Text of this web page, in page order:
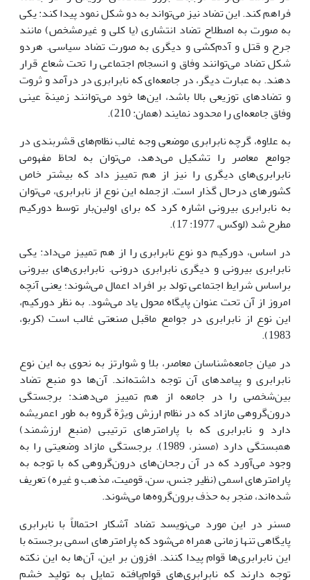
فراهم کند. این تضاد نیز می‌تواند به دو شکل نمود پیدا کند: یکی
به صورت به اصطلاح تضاد انتشاری (یا کلی و غیرمشخص) مانند
جرح و قتل و آدم‌کشی و دیگری به صورت تضاد سیاسی. هردو
شکل تضاد می‌توانند وفاق و انسجام اجتماعی را تحت شعاع قرار
دهند. به عبارت دیگر، در جامعه‌ای که نابرابری در درآمد و ثروت
و تضادهای توزیعی بالا باشد، این‌ها خود می‌توانند زمینة عینی
وفاق جامعه‌ای را محدود نمایند (همان: 210).
به علاوه، گرچه نابرابری موضعی وجه غالب نظام‌های قشربندی در
جوامع معاصر را تشکیل می‌دهد، می‌توان به لحاظ مفهومی
نابرابری‌های دیگری را نیز از هم تمییز داد که بیشتر خاص
کشورهای درحال گذار است. ازجمله این نوع از نابرابری، می‌توان
به نابرابری بیرونی اشاره کرد که برای اولین‌بار توسط دورکیم
مطرح شد (لوکس، 1977: 17).
در اساس، دورکیم دو نوع نابرابری را از هم تمییز می‌داد: یکی
نابرابری بیرونی و دیگری نابرابری درونی. نابرابری‌های بیرونی
براساس شرایط اجتماعی تولد بر افراد اعمال می‌شوند؛ یعنی آنچه
امروز از آن تحت عنوان پایگاه محول یاد می‌شود. به نظر دورکیم،
این نوع از نابرابری در جوامع ماقبل صنعتی غالب است (کربو،
1983).
در میان جامعه‌شناسان معاصر، بلا و شوارتز به نحوی به این نوع
نابرابری و پیامدهای آن توجه داشته‌اند. آن‌ها دو منبع تضاد
بین‌شخصی را در جامعه از هم تمییز می‌دهند: برجستگی
درون‌گروهی مازاد که در نظام ارزش ویژة گروه به طور اعمریشه
دارد و نابرابری که با پارامتر‌های ترتیبی (منبع ارزشمند)
همبستگی دارد (مسنر، 1989). برجستگی مازاد وضعیتی را به
وجود می‌آورد که در آن رجحان‌های درون‌گروهی که با توجه به
پارامترهای اسمی (نظیر جنس، سن، قومیت، مذهب و غیره) تعریف
شده‌اند، منجر به حذف برون‌گروه‌ها می‌شوند.
مسنر در این مورد می‌نویسد تضاد آشکار احتمالاً با نابرابری
پایگاهی تنها زمانی همراه می‌شود که پارامتر‌های اسمی برجسته با
این نابرابری‌ها قوام پیدا کنند. افزون بر این، آن‌ها به این نکته
توجه دارند که نابرابری‌های قوام‌یافته تمایل به تولید خشم